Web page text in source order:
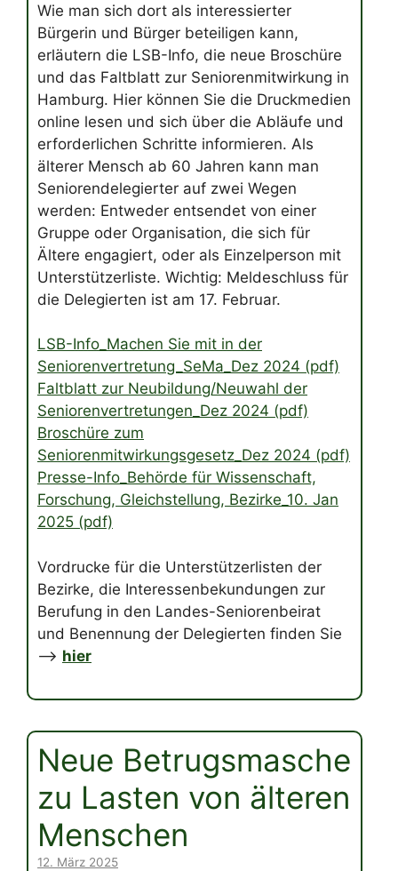
Wie man sich dort als interessierter
Bürgerin und Bürger beteiligen kann,
erläutern die LSB-Info, die neue Broschüre
und das Faltblatt zur Seniorenmitwirkung in
Hamburg. Hier können Sie die Druckmedien
online lesen und sich über die Abläufe und
erforderlichen Schritte informieren. Als
älterer Mensch ab 60 Jahren kann man
Seniorendelegierter auf zwei Wegen
werden: Entweder entsendet von einer
Gruppe oder Organisation, die sich für
Ältere engagiert, oder als Einzelperson mit
Unterstützerliste. Wichtig: Meldeschluss für
die Delegierten ist am 17. Februar.
LSB-Info_Machen Sie mit in der
Seniorenvertretung_SeMa_Dez 2024 (pdf)
Faltblatt zur Neubildung/Neuwahl der
Seniorenvertretungen_Dez 2024 (pdf)
Broschüre zum
Seniorenmitwirkungsgesetz_Dez 2024 (pdf)
Presse-Info_Behörde für Wissenschaft,
Forschung, Gleichstellung, Bezirke_10. Jan
2025 (pdf)
Vordrucke für die Unterstützerlisten der
Bezirke, die Interessenbekundungen zur
Berufung in den Landes-Seniorenbeirat
und Benennung der Delegierten finden Sie
–> hier
Neue Betrugsmasche
zu Lasten von älteren
Menschen
12. März 2025